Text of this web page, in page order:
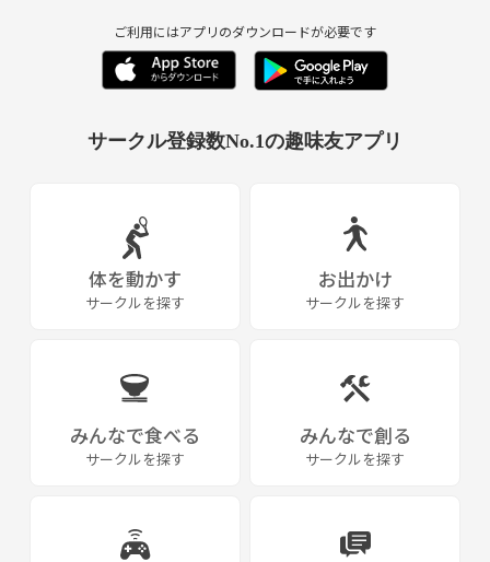
ご利用にはアプリのダウンロードが必要です
サークル登録数No.1の趣味友アプリ
体を動かす
サークルを探す
お出かけ
サークルを探す
みんなで食べる
サークルを探す
みんなで創る
サークルを探す